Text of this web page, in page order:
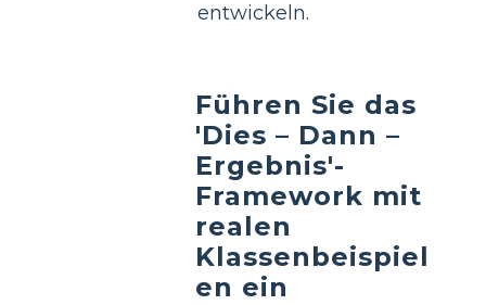
entwickeln.
Führen Sie das
'Dies – Dann –
Ergebnis'-
Framework mit
realen
Klassenbeispiel
en ein